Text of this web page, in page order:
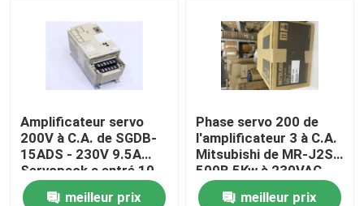
Produits
Au sujet de nous
Visite d'usine
Amplificateur servo
200V à C.A. de SGDB-
15ADS - 230V 9.5A
Servopack a entré 10
ampères
meilleur prix
Phase servo 200 de
l'amplificateur 3 à C.A.
Mitsubishi de MR-J2S-
500B 5Kw à 230VAC
50/60Hz
meilleur prix